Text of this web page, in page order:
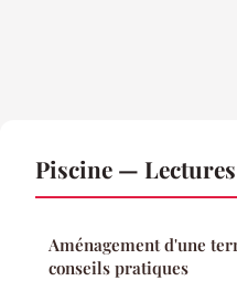
Piscine —
Aménagement d'une
conseils pratiques